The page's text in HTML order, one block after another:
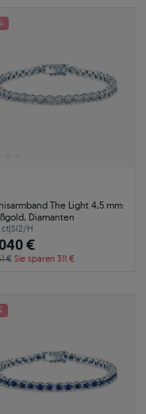
The Light 4,5 mm:
Diamanten
ct|SI2/H
€
€ Sie sparen 311 €